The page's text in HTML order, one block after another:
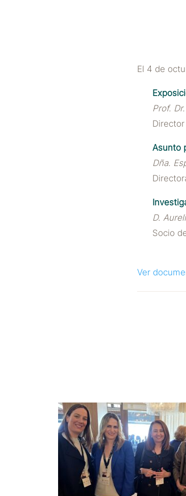
El 4 de
Prof.
Asunto
Dña.
D.
Socio
Ver